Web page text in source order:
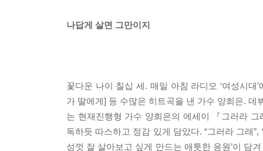
나답게 살면 그만이지
꽃다운 나이 칠십 세. 매일 아침 라디오 ‘여성시
가 딸에게] 등 수많은 히트곡을 낸 가수 양희은.
는 현재진행형 가수 양희은의 에세이 『그러라
독하듯 따스하고 정감 있게 담았다. “그러라 그래
성껏 잘 살아보고 싶게 만드는 애틋한 응원’이 담